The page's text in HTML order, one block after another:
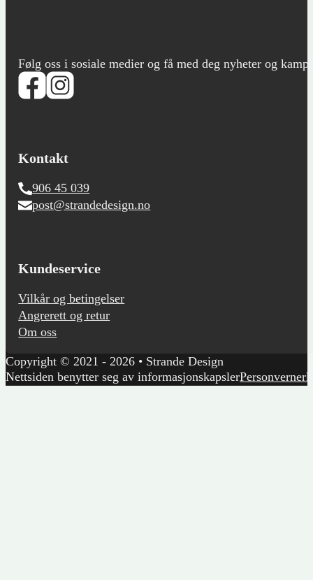
Følg oss i sosiale medier og få med deg nyheter og
Kontakt
906 45 039
post@strandedesign.no
Kundeservice
Vilkår og betingelser
Angrerett og retur
Om oss
Copyright © 2021 - 2026 • Strande Design
Nettsiden benytter seg av informasjonskapsler